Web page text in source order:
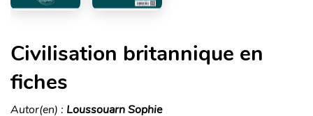
Civilisation britannique en
fiches
Autor(en) : Loussouarn Sophie